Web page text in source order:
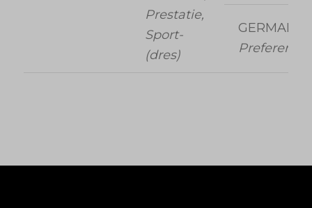
Prestatie,
Sport-
(dres)
GERMAINE
Preferent